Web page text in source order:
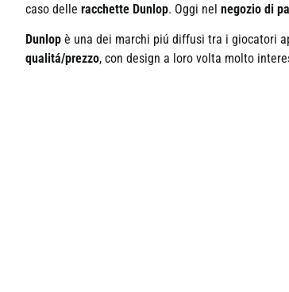
caso delle racchette Dunlop. Oggi nel negozio di
Dunlop è una dei marchi piú diffusi tra i giocatori
qualitá/prezzo, con design a loro volta molto